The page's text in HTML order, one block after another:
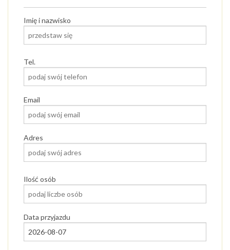
Imię i nazwisko
Tel.
Email
Adres
Ilość osób
Data przyjazdu